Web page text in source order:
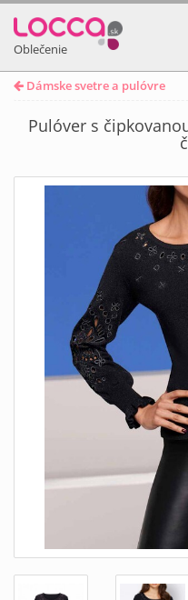
Oblečenie
Dámske svetre a pulóvre
Pulóver s